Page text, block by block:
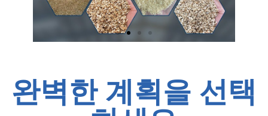
완벽한 계획을 선택